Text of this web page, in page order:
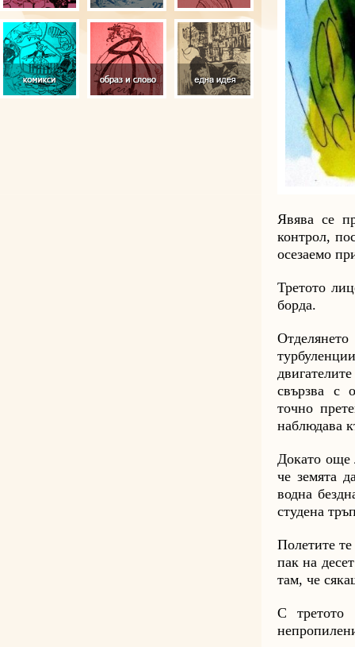
Явява се
контрол,
осезаемо
Третото
борда.
свързва с
точно
наблюдава
Докато още
че земята
водна
студена
Полетите
пак на
там, че
С третото